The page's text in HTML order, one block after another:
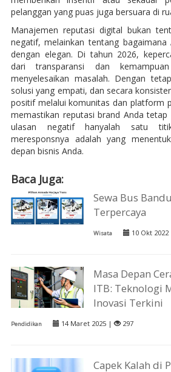
pelanggan yang puas juga bersuara di
Manajemen reputasi digital bukan
negatif, melainkan tentang bagaimana
dengan elegan. Di tahun 2026,
dari transparansi dan
menyelesaikan masalah. Dengan
solusi yang empati, dan secara
positif melalui komunitas dan platform
memastikan reputasi brand Anda tetap
ulasan negatif hanyalah satu
meresponsnya adalah yang
depan bisnis Anda.
Baca Juga:
Sewa Bus
Terpercaya
Wisata 10 Okt
Masa Depan
ITB: Teknologi
Inovasi Terkini
Pendidikan 14 Maret 2025 | 297
Capek Kalah di